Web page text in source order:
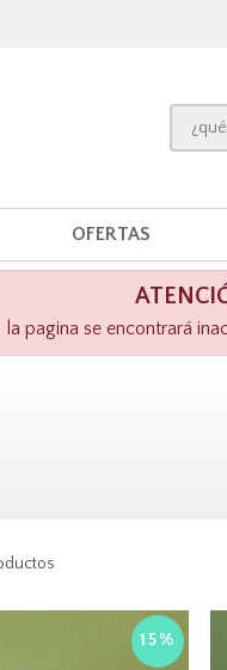
OFERTAS
pagina se encontrará
15%